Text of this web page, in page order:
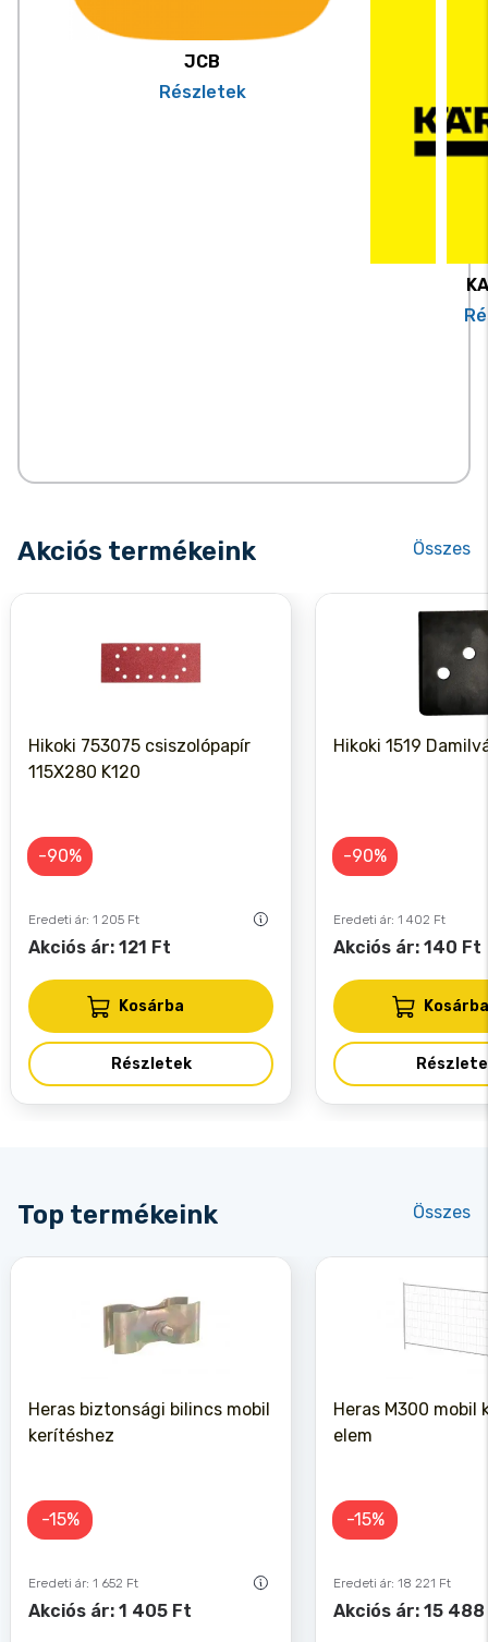
JCB
Részletek
Akciós termékeink Összes
Hikoki 753075 csiszolópapír
115X280 K120
-90%
Eredeti ár: 1 205 Ft
Akciós ár: 121 Ft
Kosárba
Részletek
Hikoki 1519
-90%
Eredeti ár: 1 402 Ft
Akciós ár: 140 Ft
Kosárba
Top termékeink Összes
Heras biztonsági bilincs mobil
kerítéshez
-15%
Eredeti ár: 1 652 Ft
Akciós ár: 1 405 Ft
Heras M300 mobil
elem
-15%
Eredeti ár: 18 221 Ft
Akciós ár: 15